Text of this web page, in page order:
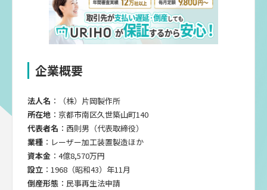
企業概要
法人名 ：（株）片岡製作所
所在地 ：京都市南区久世築山町140
代表者名 ：西則男（代表取締役）
業種 ：レーザー加工装置製造ほか
資本金 ：4億8,570万円
設立 ：1968（昭和43）年11月
倒産形態 ：民事再生法申請